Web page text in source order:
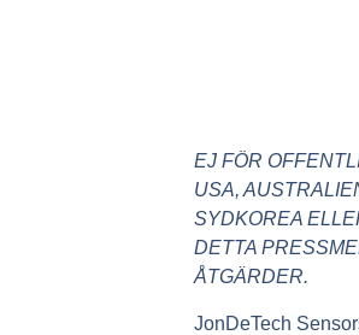
EJ FÖR
USA,
SYDKOREA
DETTA
ÅTGÄRDER.
JonDeTech